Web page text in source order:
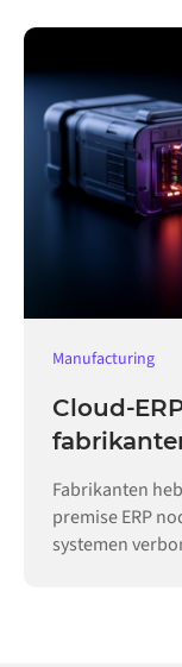
Manufacturing
Cloud-
Fabrikanten
premise ERP
systemen